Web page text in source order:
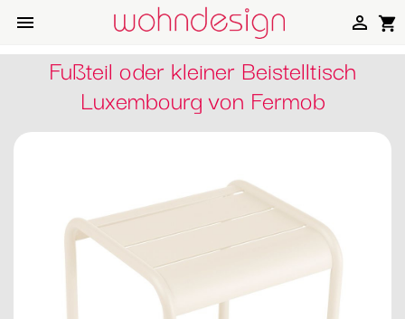
 shopping_cart

Fußteil oder kleiner Beistelltisch
Luxembourg von Fermob